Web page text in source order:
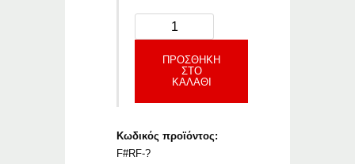
ΠΡΟΣΘΉΚΗ
ΣΤΟ
ΚΑΛΆΘΙ
Κωδικός προϊόντος:
F#RF-?